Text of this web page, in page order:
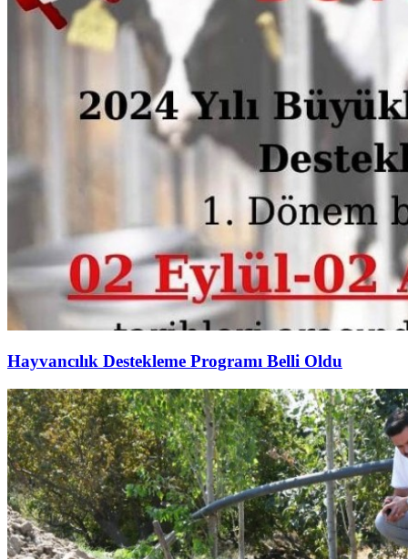
Hayvancılık Destekleme Programı Belli Oldu